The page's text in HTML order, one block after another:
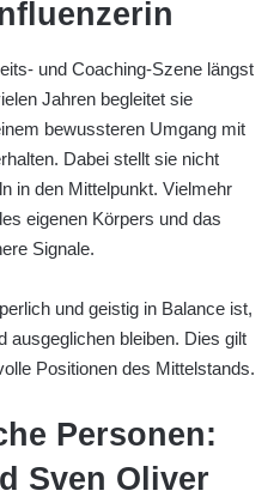
und Coaching-Szene längst
Jahren begleitet sie
bewussteren Umgang mit
Dabei stellt sie nicht
in den Mittelpunkt. Vielmehr
eigenen Körpers und das
Signale.
und geistig in Balance ist,
ausgeglichen bleiben. Dies gilt
Positionen des Mittelstands.
Personen:
Sven Oliver